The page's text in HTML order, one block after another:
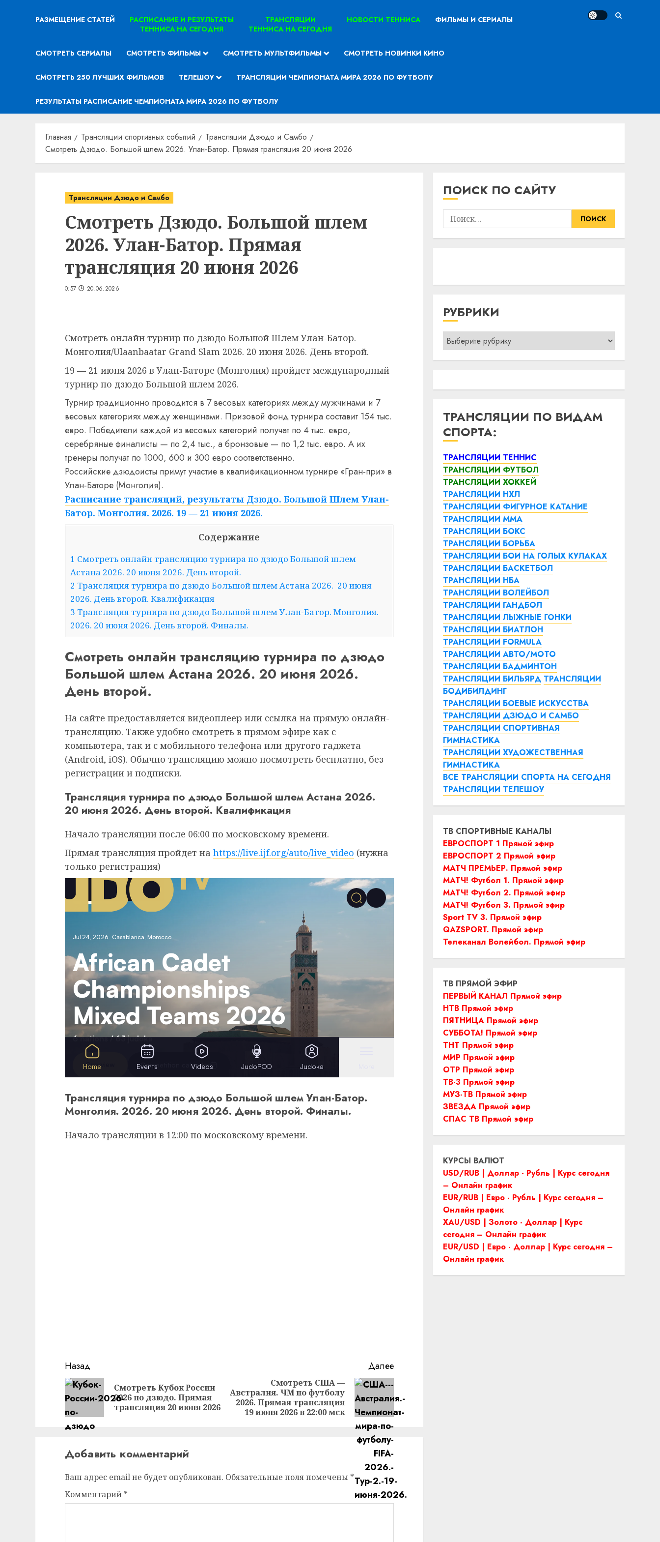
РАЗМЕЩЕНИЕ СТАТЕЙ
РАСПИСАНИЕ И РЕЗУЛЬТАТЫ
ТЕННИСА НА СЕГОДНЯ
ТРАНСЛЯЦИИ
ТЕННИСА НА СЕГОДНЯ
НОВОСТИ ТЕННИСА ФИЛЬМЫ И СЕРИАЛЫ
СМОТРЕТЬ СЕРИАЛЫ СМОТРЕТЬ ФИЛЬМЫ СМОТРЕТЬ МУЛЬТФИЛЬМЫ СМОТРЕТЬ НОВИНКИ КИНО
СМОТРЕТЬ 250 ЛУЧШИХ ФИЛЬМОВ ТЕЛЕШОУ ТРАНСЛЯЦИИ ЧЕМПИОНАТА МИРА 2026 ПО ФУТБОЛУ
РЕЗУЛЬТАТЫ РАСПИСАНИЕ ЧЕМПИОНАТА МИРА 2026 ПО ФУТБОЛУ
Главная Трансляции спортивных событий
Трансляции Дзюдо и Самбо
Смотреть Дзюдо. Большой шлем 2026. Улан-Батор. Прямая трансляция 20 июня 2026
Трансляции Дзюдо и Самбо
Смотреть Дзюдо. Большой шлем
2026. Улан-Батор. Прямая
трансляция 20 июня 2026
0:57 20.06.2026
Смотреть онлайн турнир по дзюдо Большой Шлем Улан-Батор.
Монголия/Ulaanbaatar Grand Slam 2026. 20 июня 2026. День второй.
19 — 21 июня 2026 в Улан-Баторе (Монголия) пройдет международный
турнир по дзюдо Большой шлем 2026.
Турнир традиционно проводится в 7 весовых категориях между мужчинами и 7
весовых категориях между женщинами. Призовой фонд турнира составит 154 тыс.
евро. Победители каждой из весовых категорий получат по 4 тыс. евро,
серебряные финалисты — по 2,4 тыс., а бронзовые — по 1,2 тыс. евро. А их
тренеры получат по 1000, 600 и 300 евро соответственно.
Российские дзюдоисты примут участие в квалификационном турнире «Гран-при» в
Улан-Баторе (Монголия).
Расписание трансляций, результаты Дзюдо. Большой Шлем Улан-
Батор. Монголия. 2026. 19 — 21 июня 2026.
Содержание
1 Смотреть онлайн трансляцию турнира по дзюдо Большой шлем
Астана 2026. 20 июня 2026. День второй.
2 Трансляция турнира по дзюдо Большой шлем Астана 2026. 20 июня
2026. День второй. Квалификация
3 Трансляция турнира по дзюдо Большой шлем Улан-Батор. Монголия.
2026. 20 июня 2026. День второй. Финалы.
Смотреть онлайн трансляцию турнира по дзюдо
Большой шлем Астана 2026. 20 июня 2026.
День второй.
На сайте предоставляется видеоплеер или ссылка на прямую онлайн-
трансляцию. Также удобно смотреть в прямом эфире как с
компьютера, так и с мобильного телефона или другого гаджета
(Android, iOS). Обычно трансляцию можно посмотреть бесплатно, без
регистрации и подписки.
Трансляция турнира по дзюдо Большой шлем Астана 2026.
20 июня 2026. День второй. Квалификация
Начало трансляции после 06:00 по московскому времени.
Прямая трансляция пройдет на https://live.ijf.org/auto/live_video (нужна
только регистрация)
Трансляция турнира по дзюдо Большой шлем Улан-Батор.
Монголия. 2026. 20 июня 2026. День второй. Финалы.
Начало трансляции в 12:00 по московскому времени.
Продолжить
чтение
Назад
Предыдущая
запись:
Смотреть Кубок России
2026 по дзюдо. Прямая
трансляция 20 июня 2026
Далее
Следующая
запись:
Смотреть США —
Австралия. ЧМ по футболу
2026. Прямая трансляция
19 июня 2026 в 22:00 мск
Добавить комментарий
Ваш адрес email не будет опубликован. Обязательные поля помечены *
Комментарий *
ПОИСК ПО САЙТУ
Найти:
РУБРИКИ
Рубрики
ТРАНСЛЯЦИИ ПО ВИДАМ
СПОРТА:
ТРАНСЛЯЦИИ ТЕННИС
ТРАНСЛЯЦИИ ФУТБОЛ
ТРАНСЛЯЦИИ ХОККЕЙ
ТРАНСЛЯЦИИ НХЛ
ТРАНСЛЯЦИИ ФИГУРНОЕ КАТАНИЕ
ТРАНСЛЯЦИИ ММА
ТРАНСЛЯЦИИ БОКС
ТРАНСЛЯЦИИ БОРЬБА
ТРАНСЛЯЦИИ БОИ НА ГОЛЫХ КУЛАКАХ
ТРАНСЛЯЦИИ БАСКЕТБОЛ
ТРАНСЛЯЦИИ НБА
ТРАНСЛЯЦИИ ВОЛЕЙБОЛ
ТРАНСЛЯЦИИ ГАНДБОЛ
ТРАНСЛЯЦИИ ЛЫЖНЫЕ ГОНКИ
ТРАНСЛЯЦИИ БИАТЛОН
ТРАНСЛЯЦИИ FORMULA
ТРАНСЛЯЦИИ АВТО/МОТО
ТРАНСЛЯЦИИ БАДМИНТОН
ТРАНСЛЯЦИИ БИЛЬЯРД ТРАНСЛЯЦИИ
БОДИБИЛДИНГ
ТРАНСЛЯЦИИ БОЕВЫЕ ИСКУССТВА
ТРАНСЛЯЦИИ ДЗЮДО И САМБО
ТРАНСЛЯЦИИ СПОРТИВНАЯ
ГИМНАСТИКА
ТРАНСЛЯЦИИ ХУДОЖЕСТВЕННАЯ
ГИМНАСТИКА
ВСЕ ТРАНСЛЯЦИИ СПОРТА НА СЕГОДНЯ
ТРАНСЛЯЦИИ ТЕЛЕШОУ
ТВ СПОРТИВНЫЕ КАНАЛЫ
ЕВРОСПОРТ 1 Прямой эфир
ЕВРОСПОРТ 2 Прямой эфир
МАТЧ ПРЕМЬЕР. Прямой эфир
МАТЧ! Футбол 1. Прямой эфир
МАТЧ! Футбол 2. Прямой эфир
МАТЧ! Футбол 3. Прямой эфир
Sport TV 3. Прямой эфир
QAZSPORT. Прямой эфир
Телеканал Волейбол. Прямой эфир
ТВ ПРЯМОЙ ЭФИР
ПЕРВЫЙ КАНАЛ Прямой эфир
НТВ Прямой эфир
ПЯТНИЦА Прямой эфир
СУББОТА! Прямой эфир
ТНТ Прямой эфир
МИР Прямой эфир
ОТР Прямой эфир
ТВ-3 Прямой эфир
МУЗ-ТВ Прямой эфир
ЗВЕЗДА Прямой эфир
СПАС ТВ Прямой эфир
КУРСЫ ВАЛЮТ
USD/RUB | Доллар - Рубль | Курс сегодня
– Онлайн график
EUR/RUB | Евро - Рубль | Курс сегодня –
Онлайн график
XAU/USD | Золото - Доллар | Курс
сегодня – Онлайн график
EUR/USD | Евро - Доллар | Курс сегодня –
Онлайн график